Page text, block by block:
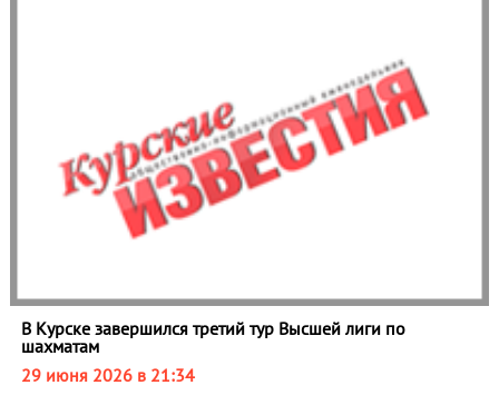
В Курске завершился третий тур Высшей лиги по
шахматам
29 июня 2026 в 21:34